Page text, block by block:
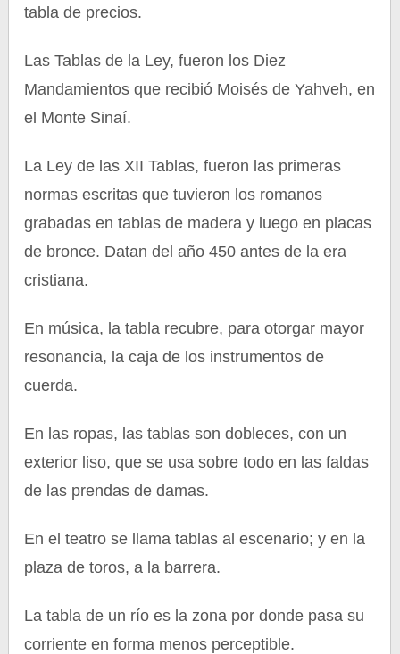
tabla de precios.
Las Tablas de la Ley, fueron los Diez
Mandamientos que recibió Moisés de Yahveh, en
el Monte Sinaí.
La Ley de las XII Tablas, fueron las primeras
normas escritas que tuvieron los romanos
grabadas en tablas de madera y luego en placas
de bronce. Datan del año 450 antes de la era
cristiana.
En música, la tabla recubre, para otorgar mayor
resonancia, la caja de los instrumentos de
cuerda.
En las ropas, las tablas son dobleces, con un
exterior liso, que se usa sobre todo en las faldas
de las prendas de damas.
En el teatro se llama tablas al escenario; y en la
plaza de toros, a la barrera.
La tabla de un río es la zona por donde pasa su
corriente en forma menos perceptible.